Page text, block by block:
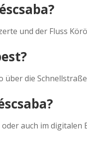
und der Fluss
über die
auch im digitalen